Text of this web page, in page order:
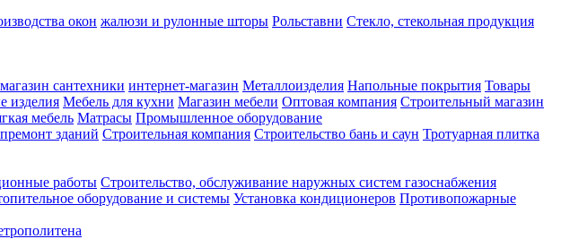
окон жалюзи и рулонные шторы Рольставни Стекло, стекольная продукция
магазин сантехники интернет-магазин Металлоизделия Напольные покрытия Товары
изделия Мебель для кухни Магазин мебели Оптовая компания Строительный магазин
мебель Матрасы Промышленное оборудование
зданий Строительная компания Строительство бань и саун Тротуарная плитка
работы Строительство, обслуживание наружных систем газоснабжения
оборудование и системы Установка кондиционеров Противопожарные